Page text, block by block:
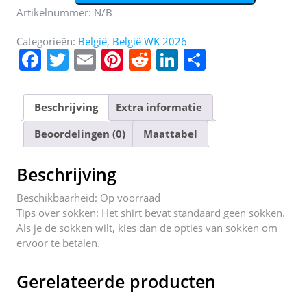
Artikelnummer: N/B
Categorieën: België, België WK 2026
F
c
e
b
o
o
k
T
itt
er
E
ai
l
Pi
er
e
st
R
d
di
t
Li
k
e
dI
e
n
Beschrijving
Extra informatie
Beoordelingen (0)
Maattabel
Beschrijving
Beschikbaarheid: Op voorraad
Tips over sokken: Het shirt bevat standaard geen sokken.
Als je de sokken wilt, kies dan de opties van sokken om
ervoor te betalen.
Gerelateerde producten